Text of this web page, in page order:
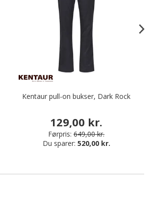
Kentaur pull-on bukser, Dark Rock
129,00 kr.
Førpris: 649,00 kr.
Du sparer: 520,00 kr.